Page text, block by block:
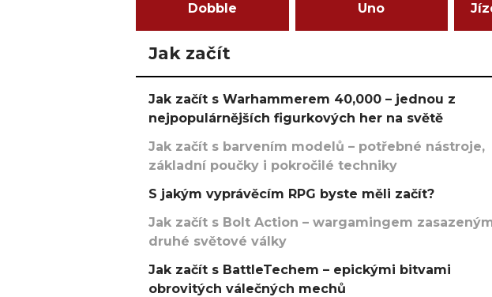
Dobble Uno
Jak začít
Jak začít s Warhammerem 40,000 – jednou z
nejpopulárnějších figurkových her na světě
Jak začít s barvením modelů – potřebné nástroje,
základní poučky i pokročilé techniky
S jakým vyprávěcím RPG byste měli začít?
Jak začít s Bolt Action – wargamingem
druhé světové války
Jak začít s BattleTechem – epickými bitvami
obrovitých válečných mechů